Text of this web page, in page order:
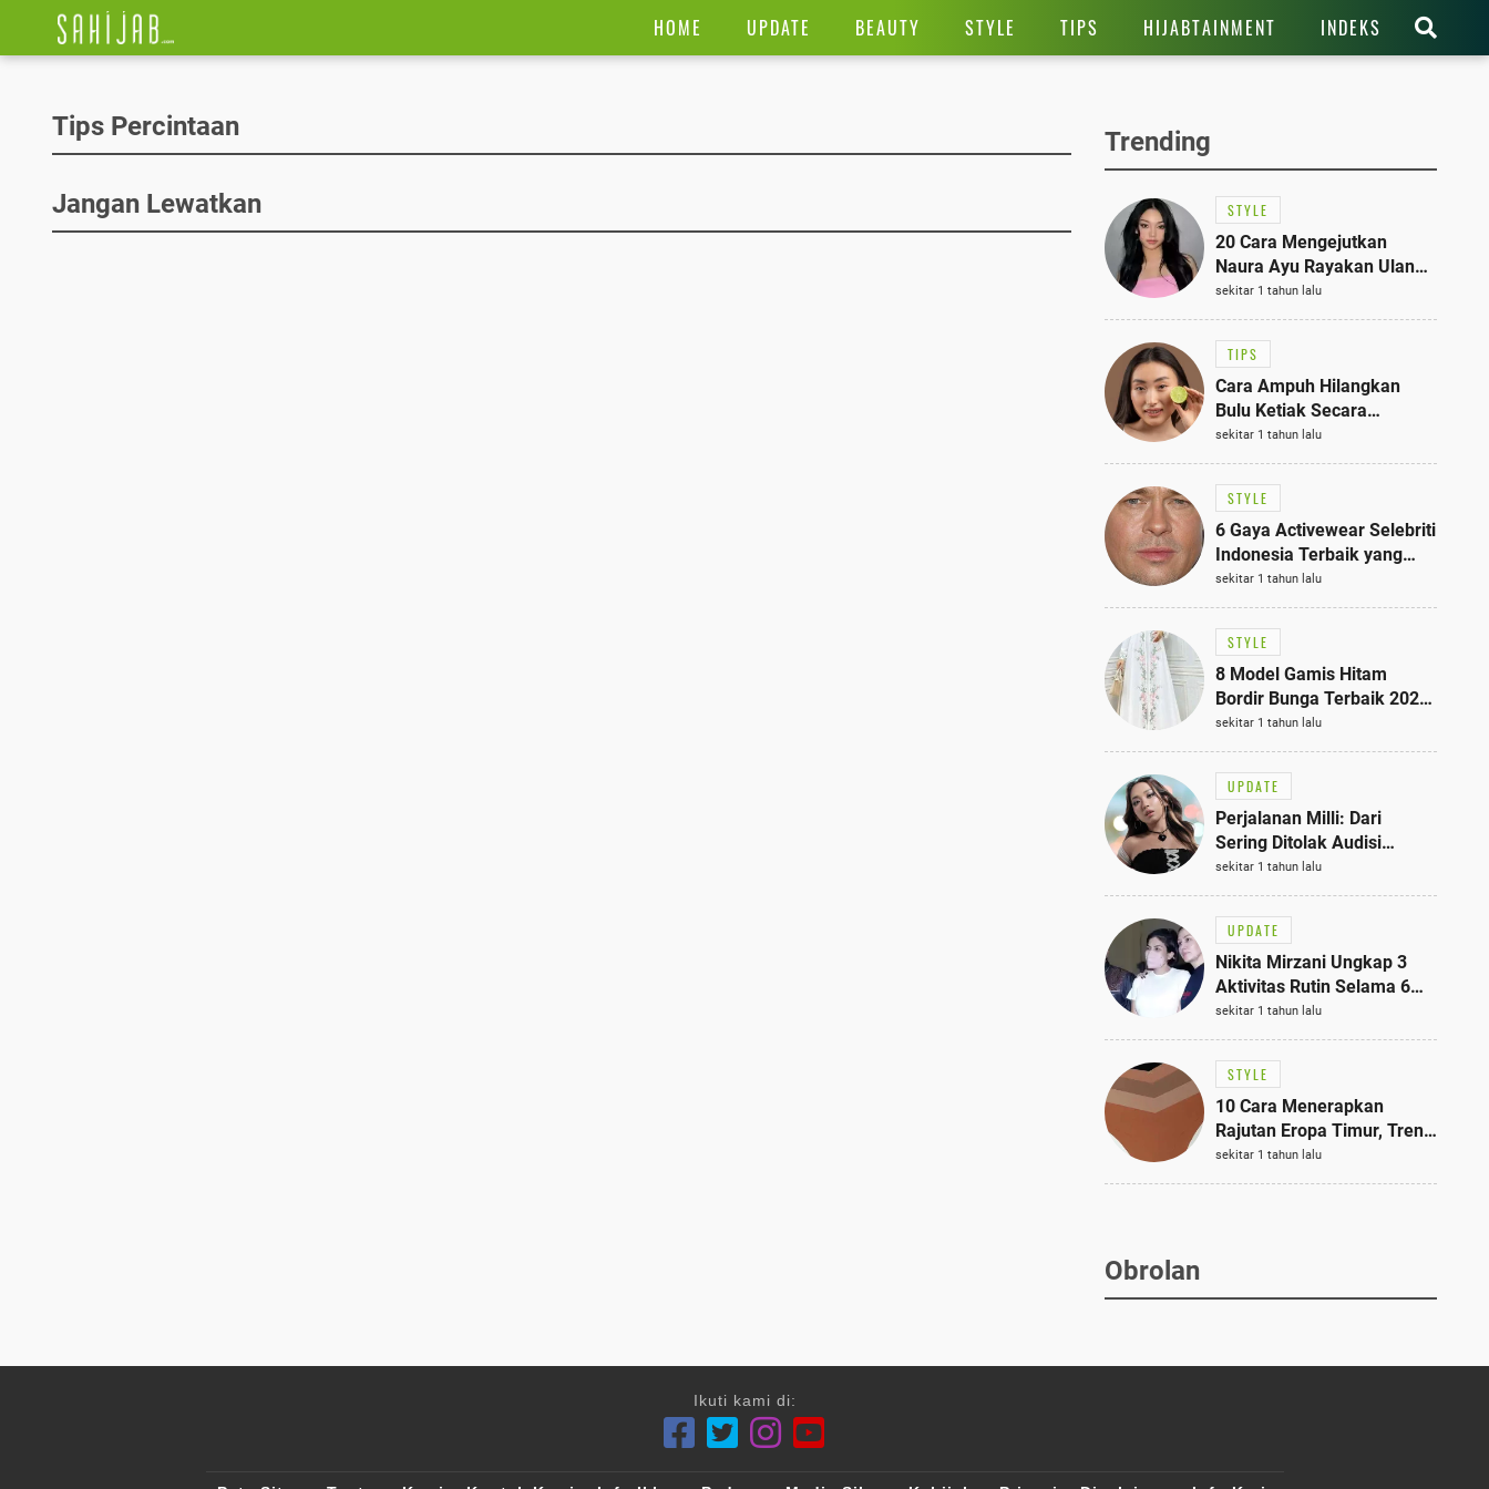
HOME UPDATE BEAUTY STYLE TIPS HIJABTAINMENT INDEKS
Tips Percintaan
Jangan Lewatkan
Trending
STYLE
20 Cara Mengejutkan
Naura Ayu Rayakan Ulang
Tahun di Panti Asuhan,
Terlihat Anggun dengan
Kaftan Cokelat
sekitar 1 tahun lalu
TIPS
Cara Ampuh Hilangkan
Bulu Ketiak Secara
Permanen dalam 5
Langkah Sederhana
sekitar 1 tahun lalu
STYLE
6 Gaya Activewear Selebriti
Indonesia Terbaik yang
Bisa Jadi Inspirasi
Fashionmu
sekitar 1 tahun lalu
STYLE
8 Model Gamis Hitam
Bordir Bunga Terbaik 2025,
Stylish untuk Hangout
hingga Acara Semi-Formal
sekitar 1 tahun lalu
UPDATE
Perjalanan Milli: Dari
Sering Ditolak Audisi
hingga Menjadi Rapper Top
10 Thailand
sekitar 1 tahun lalu
UPDATE
Nikita Mirzani Ungkap 3
Aktivitas Rutin Selama 6
Bulan di Rutan Pondok
Bambu, Terungkap!
sekitar 1 tahun lalu
STYLE
10 Cara Menerapkan
Rajutan Eropa Timur, Tren
Mode Terbaik dan Paling
Dicari 2023
sekitar 1 tahun lalu
Obrolan
Ikuti kami di: